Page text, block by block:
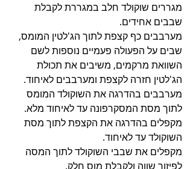
מגררים שוקולד חלב במגררת לקבלת
שבבים אחידים.
מערבבים כף קצפת לתוך הג'לטין המומס,
שבים על הפעולה פעמיים נוספות לשם
השוואת מרקמים, משיבים את תכולת
הג'לטין חזרה לקצפת ומערבבים לאיחוד.
מערבבים בהדרגה את השוקולד המומס
לתוך מסת המסקרפונה עד לאיחוד מלא.
מקפלים בהדרגה את הקצפת לתוך מסת
השוקולד עד לאיחוד.
מקפלים את שבבי השוקולד לתוך המסה
לפיזור שווה ולקבלת מוס חלק.